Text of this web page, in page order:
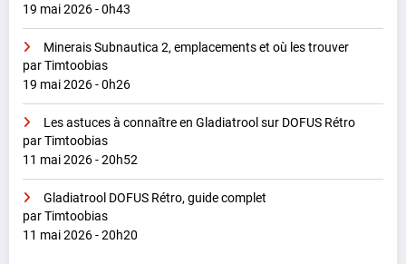
19 mai 2026 - 0h43
Minerais Subnautica 2, emplacements et où les trouver
par Timtoobias
19 mai 2026 - 0h26
Les astuces à connaître en Gladiatrool sur DOFUS Rétro
par Timtoobias
11 mai 2026 - 20h52
Gladiatrool DOFUS Rétro, guide complet
par Timtoobias
11 mai 2026 - 20h20